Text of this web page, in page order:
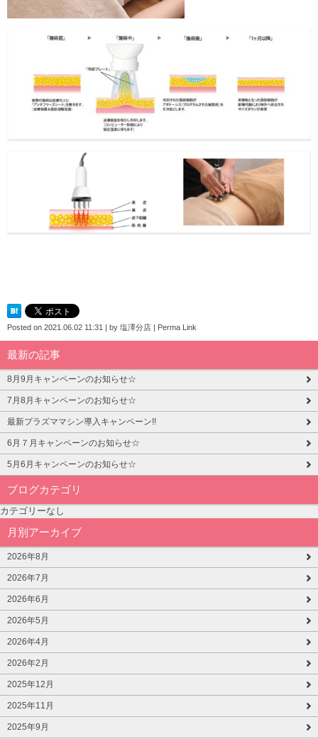
Posted on 2021.06.02 11:31 | by 塩澤分店 | Perma Link
最新の記事
8月9月キャンペーンのお知らせ☆
7月8月キャンペーンのお知らせ☆
最新プラズママシン導入キャンペーン!!
6月７月キャンペーンのお知らせ☆
5月6月キャンペーンのお知らせ☆
ブログカテゴリ
カテゴリーなし
月別アーカイブ
2026年8月
2026年7月
2026年6月
2026年5月
2026年4月
2026年2月
2025年12月
2025年11月
2025年9月